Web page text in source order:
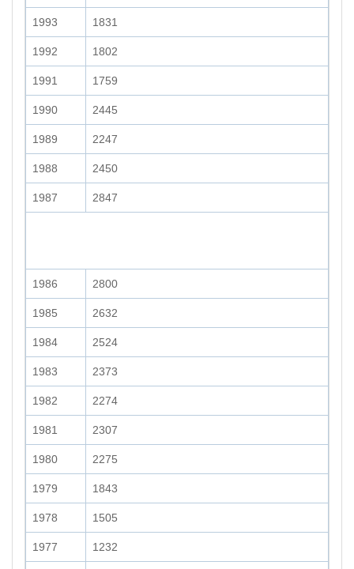
1993 1831
1992 1802
1991 1759
1990 2445
1989 2247
1988 2450
1987 2847
1986 2800
1985 2632
1984 2524
1983 2373
1982 2274
1981 2307
1980 2275
1979 1843
1978 1505
1977 1232